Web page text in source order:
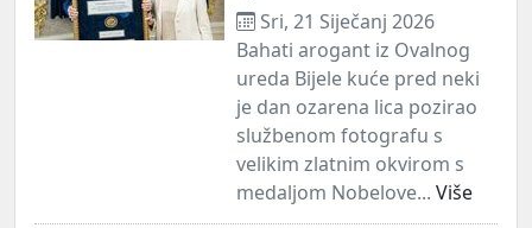
Sri, 21 Siječanj 2026
Bahati arogant iz Ovalnog
ureda Bijele kuće pred neki
je dan ozarena lica pozirao
službenom fotografu s
velikim zlatnim okvirom s
medaljom Nobelove... Više